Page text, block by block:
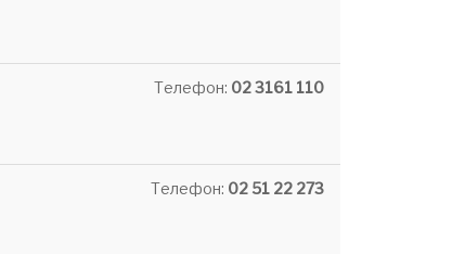
Телефон: 02 3161 110
Телефон: 02 51 22 273